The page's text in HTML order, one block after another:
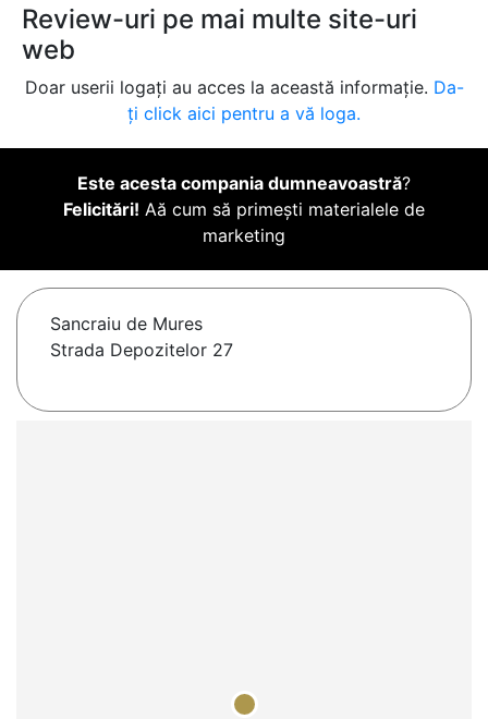
Review-uri pe mai multe site-uri
web
Doar userii logați au acces la această informație. Da-
ți click aici pentru a vă loga.
Este acesta compania dumneavoastră?
Felicitări! Aă cum să primești materialele de
marketing
Sancraiu de Mures
Strada Depozitelor 27